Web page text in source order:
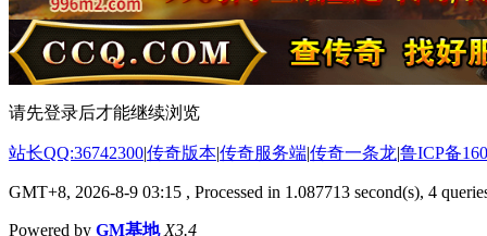
请先登录后才能继续浏览
站长QQ:36742300|传奇版本|传奇服务端|传奇一条龙|鲁ICP备
GMT+8, 2026-8-9 03:15 , Processed in 1.087713 second(s), 4
Powered by GM基地 X3.4